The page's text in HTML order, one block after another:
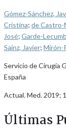
Gómez-Sánchez,
Cristina; de Castro-
José; Garde-
Sainz, Javier; Mirón-
Servicio de Cirugía
España
Actual. Med. 2019;
Últimas